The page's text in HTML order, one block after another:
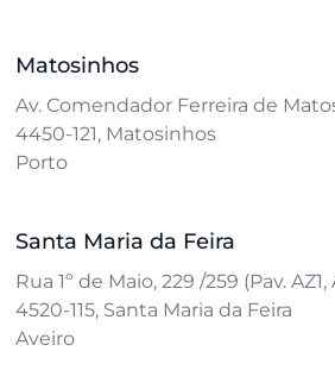
Matosinhos
Av. Comendador Ferreira de
4450-121, Matosinhos
Porto
Santa Maria da Feira
Rua 1º de Maio, 229 /259 (Pav. AZ1,
4520-115, Santa Maria da Feira
Aveiro